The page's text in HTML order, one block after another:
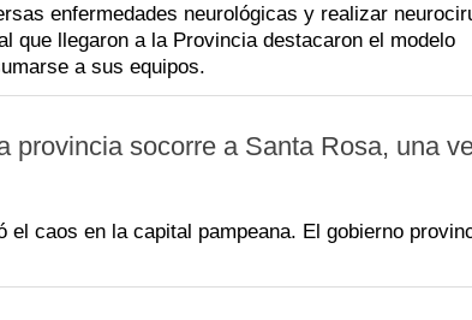
enfermedades neurológicas y realizar
que llegaron a la Provincia destacaron el modelo
a sus equipos.
provincia socorre a Santa Rosa, una
caos en la capital pampeana. El gobierno